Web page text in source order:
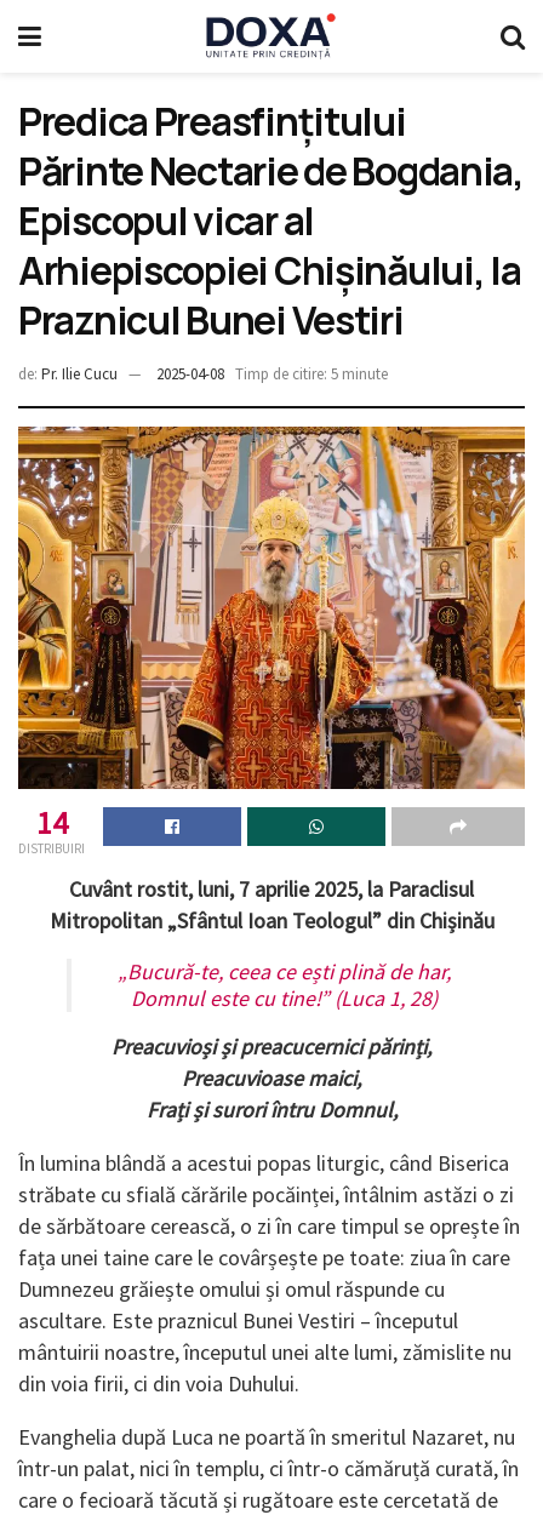
Predica Preasfințitului
Părinte Nectarie de Bogdania,
Episcopul vicar al
Arhiepiscopiei Chișinăului, la
Praznicul Bunei Vestiri
de: Pr. Ilie Cucu 2025-04-08 Timp de citire: 5 minute
14
DISTRIBUIRI
Cuvânt rostit, luni, 7 aprilie 2025, la Paraclisul
Mitropolitan „Sfântul Ioan Teologul” din Chișinău
„Bucură-te, ceea ce ești plină de har,
Domnul este cu tine!” (Luca 1, 28)
Preacuvioși și preacucernici părinți,
Preacuvioase maici,
Frați și surori întru Domnul,
În lumina blândă a acestui popas liturgic, când Biserica
străbate cu sfială cărările pocăinței, întâlnim astăzi o zi
de sărbătoare cerească, o zi în care timpul se oprește în
fața unei taine care le covârșește pe toate: ziua în care
Dumnezeu grăiește omului și omul răspunde cu
ascultare. Este praznicul Bunei Vestiri – începutul
mântuirii noastre, începutul unei alte lumi, zămislite nu
din voia firii, ci din voia Duhului.
Evanghelia după Luca ne poartă în smeritul Nazaret, nu
într-un palat, nici în templu, ci într-o cămăruță curată, în
care o fecioară tăcută și rugătoare este cercetată de